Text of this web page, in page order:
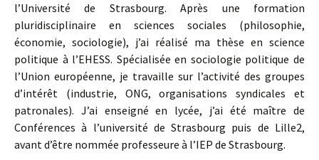
l’Université de Strasbourg. Après une formation
pluridisciplinaire en sciences sociales (philosophie,
économie, sociologie), j’ai réalisé ma thèse en science
politique à l’EHESS. Spécialisée en sociologie politique de
l’Union européenne, je travaille sur l’activité des groupes
d’intérêt (industrie, ONG, organisations syndicales et
patronales). J’ai enseigné en lycée, j’ai été maître de
Conférences à l’université de Strasbourg puis de Lille2,
avant d’être nommée professeure à l’IEP de Strasbourg.